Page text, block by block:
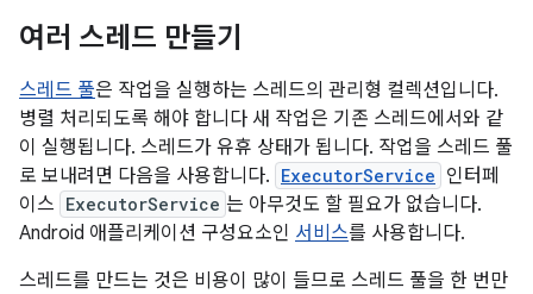
여러 스레드 만들기
스레드 풀은 작업을 실행하는 스레드의 관리형 컬렉션입니다.
병렬 처리되도록 해야 합니다 새 작업은 기존 스레드에서와 같
이 실행됩니다. 스레드가 유휴 상태가 됩니다. 작업을 스레드 풀
로 보내려면 다음을 사용합니다. ExecutorService 인터페
이스 ExecutorService 는 아무것도 할 필요가 없습니다.
Android 애플리케이션 구성요소인 서비스를 사용합니다.
스레드를 만드는 것은 비용이 많이 들므로 스레드 풀을 한 번만